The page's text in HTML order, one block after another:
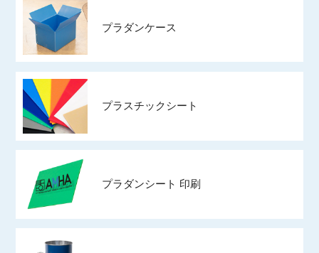
プラダンケース
プラスチックシート
プラダンシート 印刷